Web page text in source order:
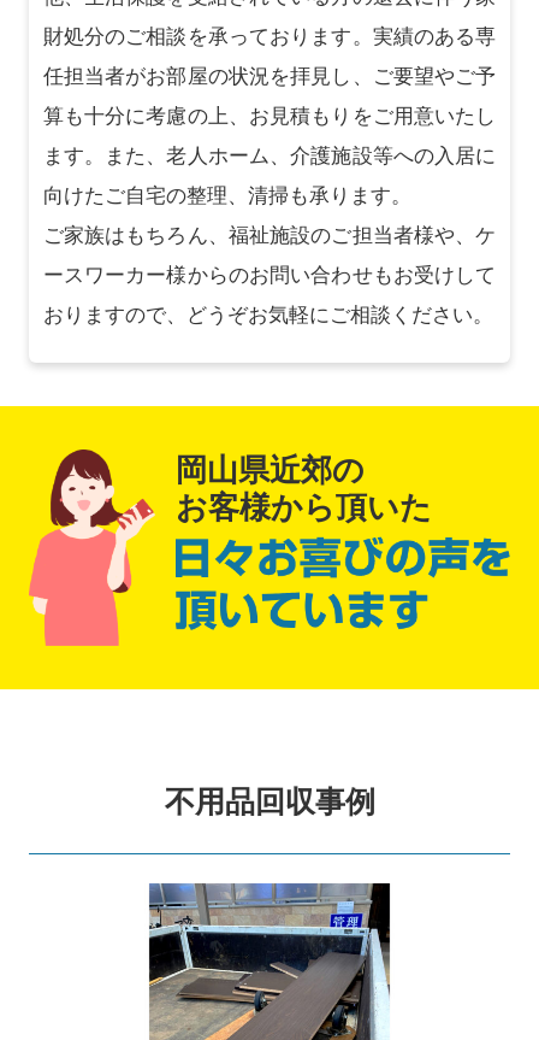
財処分のご相談を承っております。実績のある専
任担当者がお部屋の状況を拝見し、ご要望やご予
算も十分に考慮の上、お見積もりをご用意いたし
ます。また、老人ホーム、介護施設等への入居に
向けたご自宅の整理、清掃も承ります。
ご家族はもちろん、福祉施設のご担当者様や、ケ
ースワーカー様からのお問い合わせもお受けして
おりますので、どうぞお気軽にご相談ください。
岡山県近郊の
お客様から頂いた
不用品回収事例